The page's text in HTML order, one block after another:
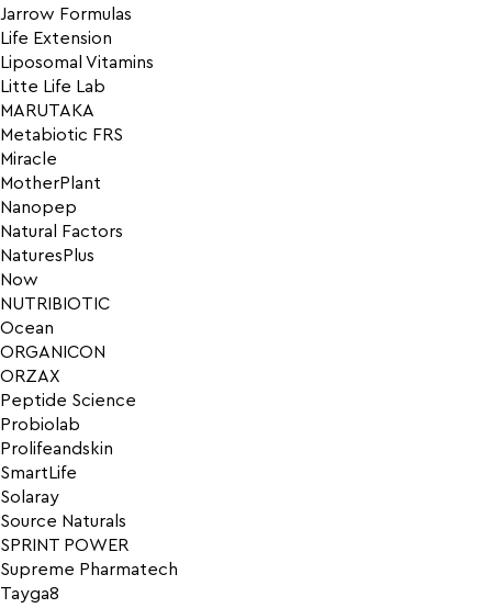
Jarrow Formulas
Life Extension
Liposomal Vitamins
Litte Life Lab
MARUTAKA
Metabiotic FRS
Miracle
MotherPlant
Nanopep
Natural Factors
NaturesPlus
Now
NUTRIBIOTIC
Ocean
ORGANICON
ORZAX
Peptide Science
Probiolab
Prolifeandskin
SmartLife
Solaray
Source Naturals
SPRINT POWER
Supreme Pharmatech
Tayga8